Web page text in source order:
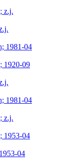
z.j.
1981-04
1920-09
1981-04
z.j.
1953-04
04